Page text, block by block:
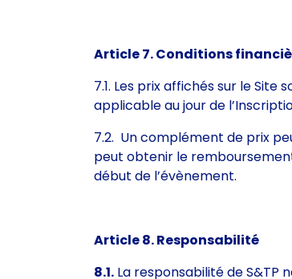
Article 7. Conditions
7.1. Les prix affichés sur le
applicable au jour de
7.2. Un complément de prix
peut obtenir le
début de l’évènement.
Article 8. Responsabilité
8.1. La responsabilité de S&TP